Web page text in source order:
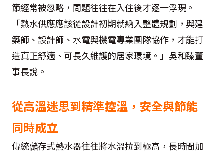
節經常被忽略，問題往往在入住後才逐一浮現。
「熱水供應應該從設計初期就納入整體規劃，與建
築師、設計師、水電與機電專業團隊協作，才能打
造真正舒適、可長久維護的居家環境。」吳和臻董
事長說。
從高溫迷思到精準控溫，安全與節能
同時成立
傳統儲存式熱水器往往將水溫拉到極高，長時間加